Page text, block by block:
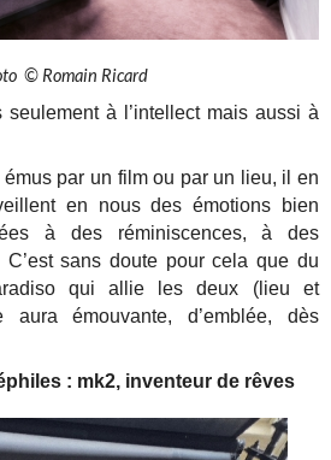
© Romain Ricard
à l’intellect mais aussi à
par un film ou par un lieu, il en
en nous des émotions bien
à des réminiscences, à des
C’est sans doute pour cela que du
qui allie les deux (lieu et
aura émouvante, d’emblée, dès
: mk2, inventeur de rêves